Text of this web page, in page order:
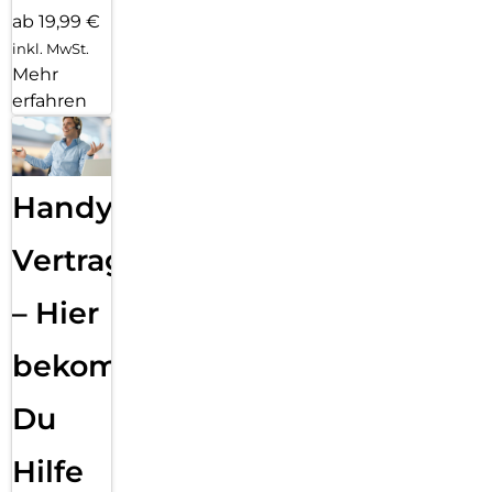
ab 19,99 €
inkl. MwSt.
Mehr
erfahren
Handy
Vertragsabwicklung
– Hier
bekommst
Du
Hilfe